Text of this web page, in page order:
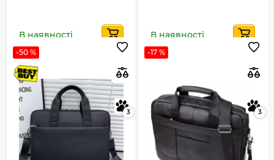
В наявності В наявності
-50 %
3
-17 %
3